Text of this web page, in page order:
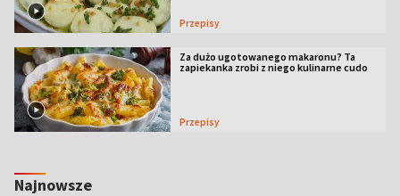
Przepisy
Za dużo ugotowanego makaronu? Ta
zapiekanka zrobi z niego kulinarne cudo
Przepisy
Najnowsze